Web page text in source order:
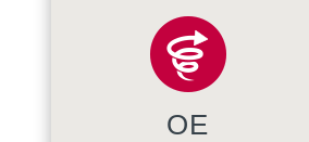
OE